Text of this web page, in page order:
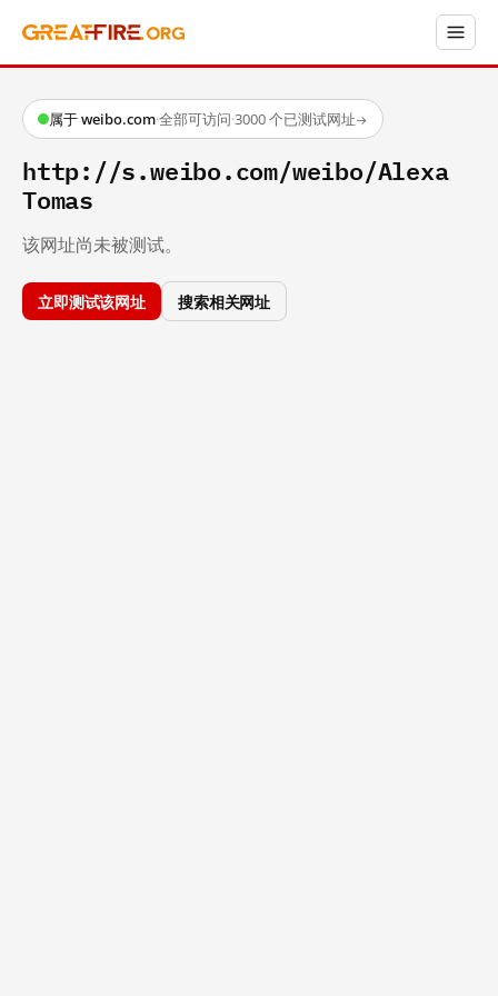
属于 weibo.com·全部可访问·3000 个已测试网址→
http://s.weibo.com/weibo/Alexa
Tomas
该网址尚未被测试。
立即测试该网址 搜索相关网址